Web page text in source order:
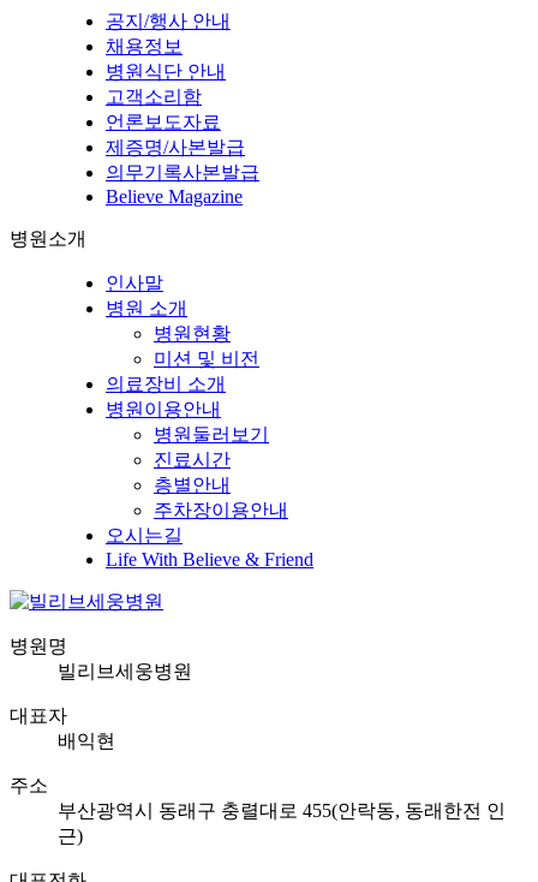
공지/행사 안내
채용정보
병원식단 안내
고객소리함
언론보도자료
제증명/사본발급
의무기록사본발급
Believe Magazine
병원소개
인사말
병원 소개
병원현황
미션 및 비전
의료장비 소개
병원이용안내
병원둘러보기
진료시간
층별안내
주차장이용안내
오시는길
Life With Believe & Friend
병원명
빌리브세웅병원
대표자
배익현
주소
부산광역시 동래구 충렬대로 455(안락동, 동래한전 인
근)